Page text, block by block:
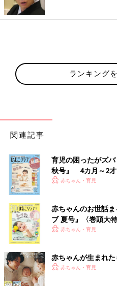
ランキング
関連記事
育児の困ったがズ
秋号』 4カ月～2才
いっぱい！
赤ちゃん・育児
赤ちゃんのお世話
ブ 夏号』〈巻頭大
く！ おっぱい・ミ
赤ちゃん・育児
赤ちゃんが生まれた
赤ちゃん・育児